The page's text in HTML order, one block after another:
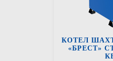
КОТЕЛ
«БРЕСТ»